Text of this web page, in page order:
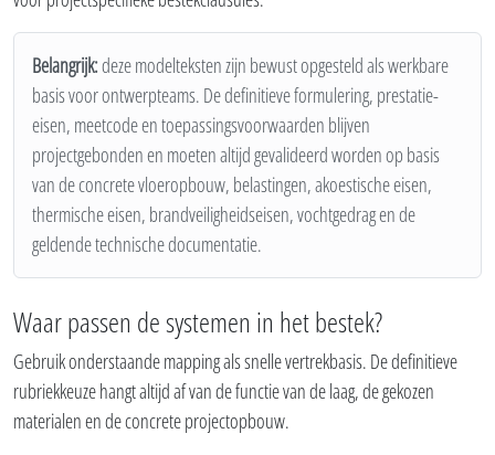
Belangrijk:deze modelteksten zijn bewust opgesteld als werkbare
basis voor ontwerpteams. De definitieve formulering, prestatie-
eisen, meetcode en toepassingsvoorwaarden blijven
projectgebonden en moeten altijd gevalideerd worden op basis
van de concrete vloeropbouw, belastingen, akoestische eisen,
thermische eisen, brandveiligheidseisen, vochtgedrag en de
geldende technische documentatie.
Waar passen de systemen in het bestek?
Gebruik onderstaande mapping als snelle vertrekbasis. De definitieve
rubriekkeuze hangt altijd af van de functie van de laag, de gekozen
materialen en de concrete projectopbouw.